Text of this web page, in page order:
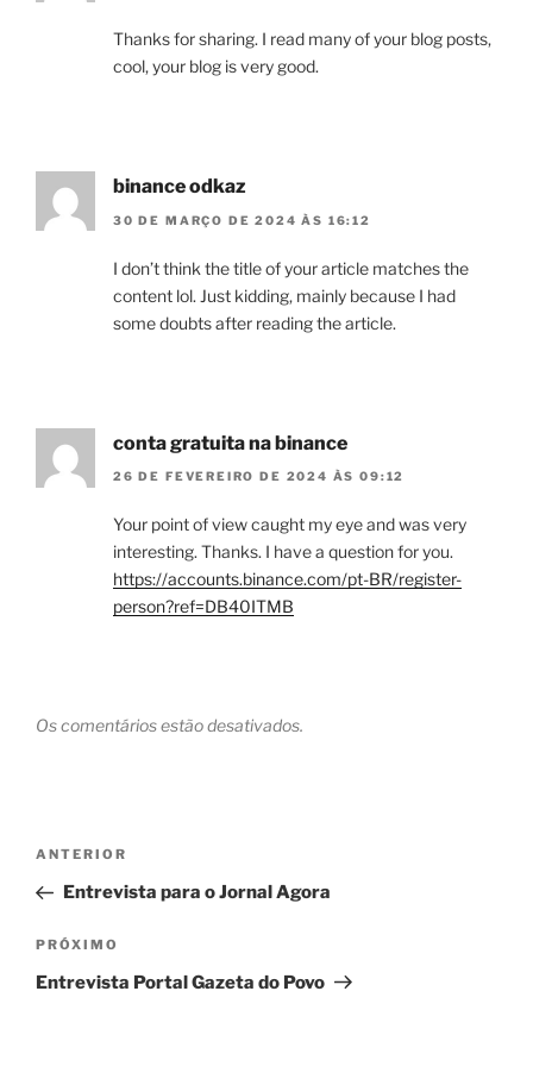
Thanks for sharing. I read many of your blog posts,
cool, your blog is very good.
binance odkaz
30 DE MARÇO DE 2024 ÀS 16:12
I don’t think the title of your article matches the
content lol. Just kidding, mainly because I had
some doubts after reading the article.
conta gratuita na binance
26 DE FEVEREIRO DE 2024 ÀS 09:12
Your point of view caught my eye and was very
interesting. Thanks. I have a question for you.
https://accounts.binance.com/pt-BR/register-
person?ref=DB40ITMB
Os comentários estão desativados.
Navegação
Post
Post
anterior
ANTERIOR
Entrevista para o Jornal Agora
Próximo
post
PRÓXIMO
Entrevista Portal Gazeta do Povo